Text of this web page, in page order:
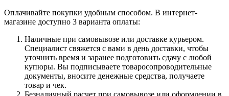
Оплачивайте покупки удобным способом. В интернет-
магазине доступно 3 варианта оплаты:
Наличные при самовывозе или доставке курьером.
Специалист свяжется с вами в день доставки, чтобы
уточнить время и заранее подготовить сдачу с любой
купюры. Вы подписываете товаросопроводительные
документы, вносите денежные средства, получаете
товар и чек.
Безналичный расчет при самовывозе или оформлении в